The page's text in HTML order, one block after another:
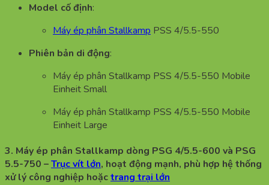
Model cố định:
Máy ép phân Stallkamp PSS 4/5.5-550
Phiên bản di động:
Máy ép phân Stallkamp PSS 4/5.5-550 Mobile
Einheit Small
Máy ép phân Stallkamp PSS 4/5.5-550 Mobile
Einheit Large
3. Máy ép phân Stallkamp dòng PSG 4/5.5-600 và PSG
5.5-750 –Trục vít lớn, hoạt động mạnh, phù hợp hệ thống
xử lý công nghiệp hoặctrang trại lớn